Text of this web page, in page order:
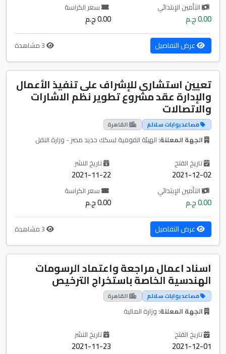
التأمين الإبتدائي
0.00 ج.م
سعر الكراسة
0.00 ج.م
عرض التفاصيل
تعيين استشارى للإشراف على تنفيذ الأعمال
والإدارة عقد مشروع تطوير نظم الاشارات
والاتصالات
مصاعد بوابات سلالم القاهرة
الجهة المعلنة: الهيئة القومية لسكك حديد مصر - وزارة النقل
تاريخ الفتح
2021-12-02
تاريخ النشر
2021-11-22
التأمين الإبتدائي
0.00 ج.م
سعر الكراسة
0.00 ج.م
عرض التفاصيل
اسناد اعمال مراجعة واعتماد الرسومات
الهندسية الخاصة باستخراج الترخيص
مصاعد بوابات سلالم القاهرة
الجهة المعلنة: وزارة المالية
تاريخ الفتح
2021-12-01
تاريخ النشر
2021-11-23